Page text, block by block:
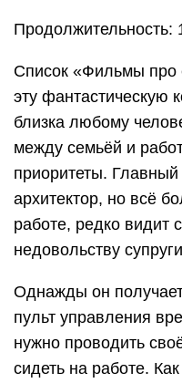
Продолжительность:
Список «Фильмы про
эту фантастическую
близка любому
между семьёй и
приоритеты.
архитектор, но всё
работе, редко видит
недовольству
Однажды он
пульт управления
нужно проводить
сидеть на работе.